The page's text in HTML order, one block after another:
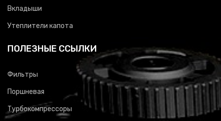
Вкладыши
Утеплители капота
ПОЛЕЗНЫЕ ССЫЛКИ
Фильтры
Поршневая
Турбокомпрессоры